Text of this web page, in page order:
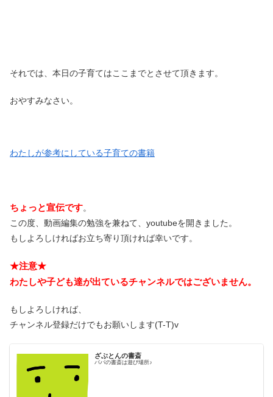
それでは、本日の子育てはここまでとさせて頂きます。
おやすみなさい。
わたしが参考にしている子育ての書籍
ちょっと宣伝です。
この度、動画編集の勉強を兼ねて、youtubeを開きました。
もしよろしければお立ち寄り頂ければ幸いです。
★注意★
わたしや子ども達が出ているチャンネルではございません。
もしよろしければ、
チャンネル登録だけでもお願いします(T-T)v
ざぶとんの書斎
パパの書斎は遊び場所♪